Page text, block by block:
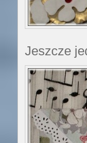
Jeszcze